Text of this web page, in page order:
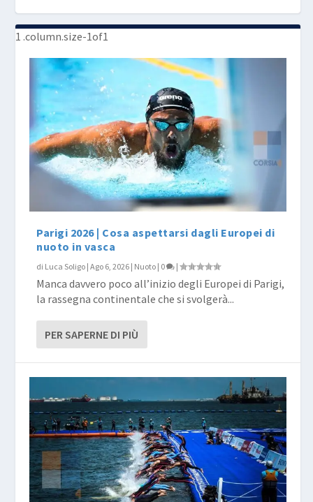
Adelaide: il “ruggito” dei canguri spa...
Parigi 2026 | Cosa aspettarsi dagli Europei di
nuoto in vasca
di Luca Soligo |Ago 6, 2026 | Nuoto | 0 |
Manca davvero poco all’inizio degli Europei di Parigi,
la rassegna continentale che si svolgerà...
PER SAPERNE DI PIÙ